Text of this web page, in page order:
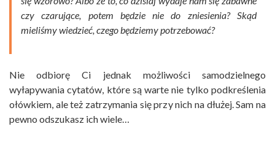
czy czarujące, potem będzie nie do zniesienia? Skąd
mieliśmy wiedzieć, czego będziemy potrzebować?
Nie odbiorę Ci jednak możliwości samodzielnego
wyłapywania cytatów, które są warte nie tylko podkreślenia
ołówkiem, ale też zatrzymania się przy nich na dłużej. Sam na
pewno odszukasz ich wiele…